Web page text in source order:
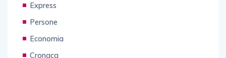
Express
Persone
Economia
Cronaca